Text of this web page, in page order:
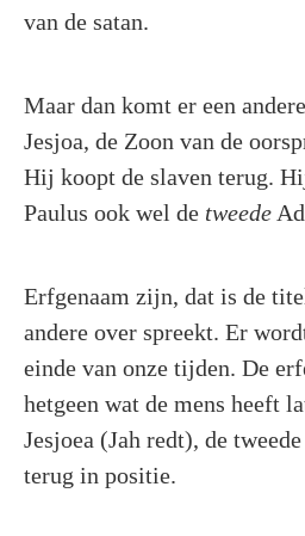
van de satan.
Maar dan komt er een
Jesjoa, de Zoon van de
Hij koopt de slaven terug.
Paulus ook wel de tweede
Erfgenaam zijn, dat is de
andere over spreekt. Er
einde van onze tijden. De
hetgeen wat de mens heeft
Jesjoea (Jah redt), de
terug in positie.